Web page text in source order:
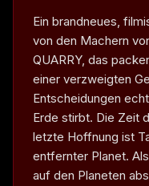
Ein brandneues,
von den Machern
QUARRY, das
einer verzweigten
Entscheidungen
Erde stirbt. Die Zeit
letzte Hoffnung ist
entfernter Planet.
auf den Planeten